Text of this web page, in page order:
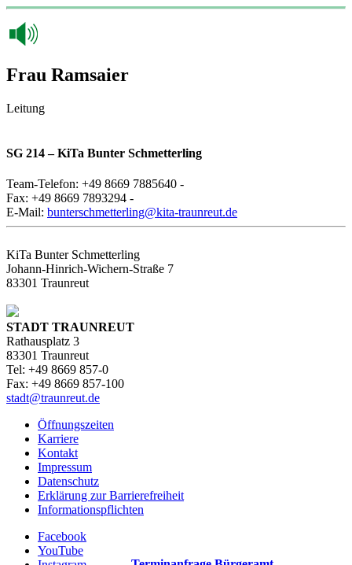
Frau Ramsaier
Leitung
SG 214 – KiTa Bunter Schmetterling
Team-Telefon: +49 8669 7885640 -
Fax: +49 8669 7893294 -
E-Mail: bunterschmetterling@kita-traunreut.de
KiTa Bunter Schmetterling
Johann-Hinrich-Wichern-Straße 7
83301 Traunreut
STADT TRAUNREUT
Rathausplatz 3
83301 Traunreut
Tel: +49 8669 857-0
Fax: +49 8669 857-100
stadt@traunreut.de
Öffnungszeiten
Karriere
Kontakt
Impressum
Datenschutz
Erklärung zur Barrierefreiheit
Informationspflichten
Facebook
YouTube